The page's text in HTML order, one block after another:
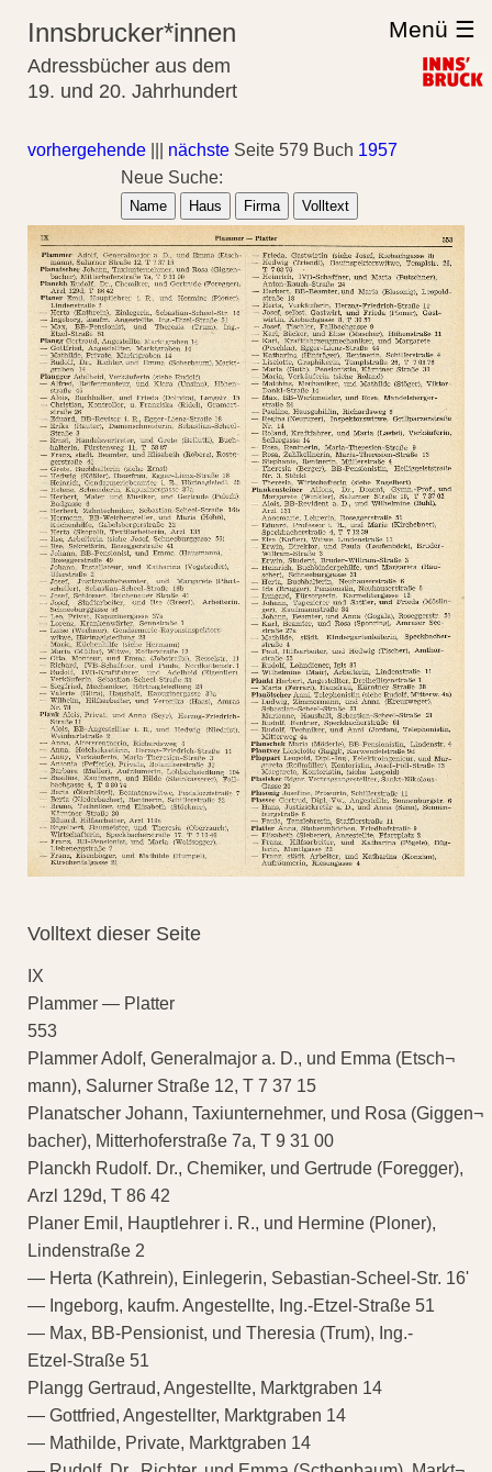
Innsbrucker*innen
Adressbücher aus dem
19. und 20. Jahrhundert
Menü ☰
vorhergehende nächste Seite 579 Buch 1957
Neue Suche:
Name Haus Firma Volltext
Volltext dieser Seite
IX
Plammer — Platter
553
Plammer Adolf, Generalmajor a. D., und Emma (Etsch¬
mann), Salurner Straße 12, T 7 37 15
Planatscher Johann, Taxiunternehmer, und Rosa (Giggen¬
bacher), Mitterhoferstraße 7a, T 9 31 00
Planckh Rudolf. Dr., Chemiker, und Gertrude (Foregger),
Arzl 129d, T 86 42
Planer Emil, Hauptlehrer i. R., und Hermine (Ploner),
Lindenstraße 2
— Herta (Kathrein), Einlegerin, Sebastian-Scheel-Str. 16'
— Ingeborg, kaufm. Angestellte, Ing.-Etzel-Straße 51
— Max, BB-Pensionist, und Theresia (Trum), Ing.-
Etzel-Straße 51
Plangg Gertraud, Angestellte, Marktgraben 14
— Gottfried, Angestellter, Marktgraben 14
— Mathilde, Private, Marktgraben 14